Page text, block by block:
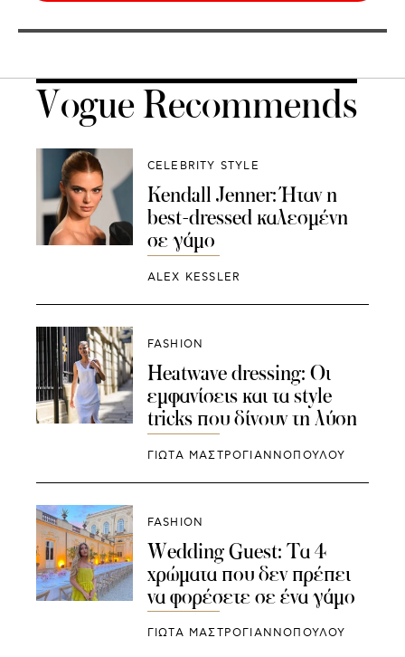
Vogue Recommends
CELEBRITY STYLE
Kendall Jenner: Ήταν η
best-dressed καλεσμένη
σε γάμο
ALEX KESSLER
FASHION
Heatwave dressing: Οι
εμφανίσεις και τα style
tricks που δίνουν τη λύση
ΓΙΩΤΑ ΜΑΣΤΡΟΓΙΑΝΝΟΠΟΥΛΟΥ
FASHION
Wedding Guest: Τα 4
χρώματα που δεν πρέπει
να φορέσετε σε ένα γάμο
ΓΙΩΤΑ ΜΑΣΤΡΟΓΙΑΝΝΟΠΟΥΛΟΥ